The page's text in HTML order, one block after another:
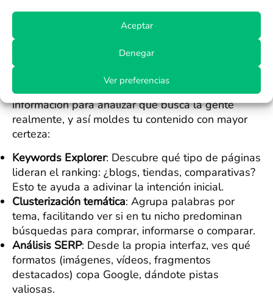
Aceptar
Denegar
Ver preferencias
Cómo usar Ahrefs para entender
a tu audiencia
Por su parte, Ahrefs funciona como ese amigo
detective de la pandilla. Brinda mucha
información para analizar qué busca la gente
realmente, y así moldes tu contenido con mayor
certeza:
Keywords Explorer: Descubre qué tipo de páginas
lideran el ranking: ¿blogs, tiendas, comparativas?
Esto te ayuda a adivinar la intención inicial.
Clusterización temática: Agrupa palabras por
tema, facilitando ver si en tu nicho predominan
búsquedas para comprar, informarse o comparar.
Análisis SERP: Desde la propia interfaz, ves qué
formatos (imágenes, vídeos, fragmentos
destacados) copa Google, dándote pistas
valiosas.